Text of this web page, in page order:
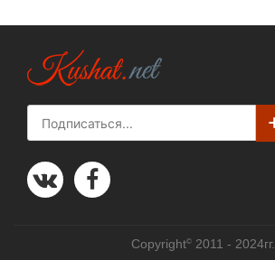
Copyright©2011 - 2024гг.